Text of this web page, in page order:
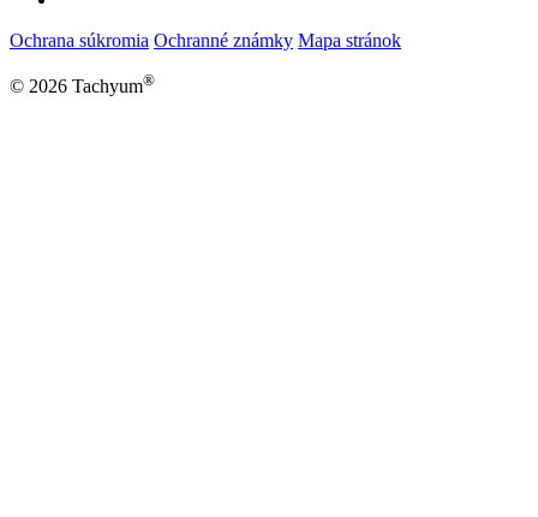
Ochrana súkromia Ochranné známky Mapa stránok
© 2026 Tachyum®